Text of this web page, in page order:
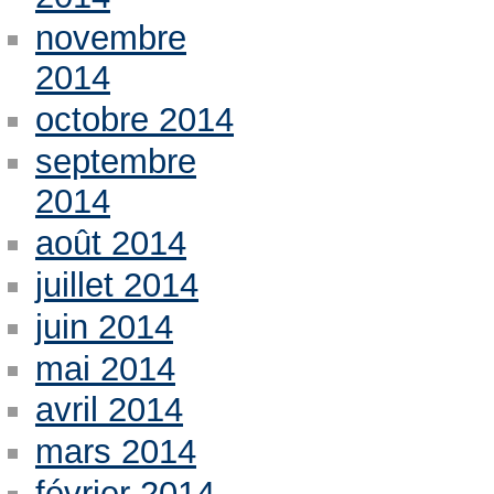
novembre
2014
octobre 2014
septembre
2014
août 2014
juillet 2014
juin 2014
mai 2014
avril 2014
mars 2014